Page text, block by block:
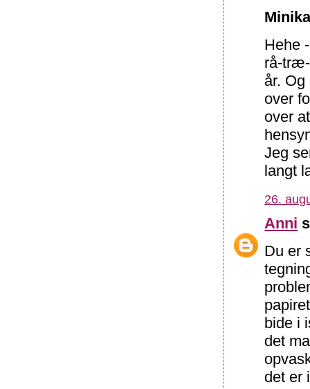
Hehe
rå-
år.
over
over
Jeg
langt
26.
Anni
Du er
bide i
det
det er